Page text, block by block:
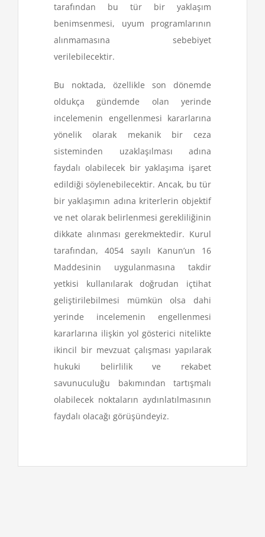
tarafından bu tür bir yaklaşım
benimsenmesi, uyum programlarının
alınmamasına sebebiyet
verilebilecektir.
Bu noktada, özellikle son dönemde
oldukça gündemde olan yerinde
incelemenin engellenmesi kararlarına
yönelik olarak mekanik bir ceza
sisteminden uzaklaşılması adına
faydalı olabilecek bir yaklaşıma işaret
edildiği söylenebilecektir. Ancak, bu tür
bir yaklaşımın adına kriterlerin objektif
ve net olarak belirlenmesi gerekliliğinin
dikkate alınması gerekmektedir. Kurul
tarafından, 4054 sayılı Kanun’un 16
Maddesinin uygulanmasına takdir
yetkisi kullanılarak doğrudan içtihat
geliştirilebilmesi mümkün olsa dahi
yerinde incelemenin engellenmesi
kararlarına ilişkin yol gösterici nitelikte
ikincil bir mevzuat çalışması yapılarak
hukuki belirlilik ve rekabet
savunuculuğu bakımından tartışmalı
olabilecek noktaların aydınlatılmasının
faydalı olacağı görüşündeyiz.